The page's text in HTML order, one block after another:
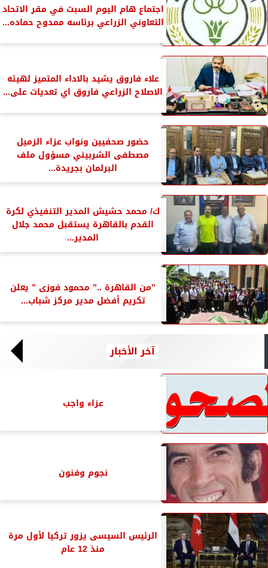
اجتماع هام اليوم السبت في مقر الاتحاد
التعاوني الزراعي برئاسه ممدوح حماده...
علاء فاروق يشيد بالاداء المتميز لهيئه
الاصلاح الزراعي فاروق اي تعديات على...
حضور صحفيين ونواب عزاء الزميل
مصطفى الشربيني مسؤول ملف
البرلمان بجريدة...
ك/ محمد حشيش المدير التنفيذي لكرة
القدم بالقاهرة يستقبل محمد جلال
المدير...
”من القاهرة ..” محمود فوزى ” يعلن
تكريم أفضل مدير مركز شباب...
آخر الأخبار
عزاء واجب
نجوم وفنون
الرئيس السيسى يزور تركيا لأول مرة
منذ 12 عام